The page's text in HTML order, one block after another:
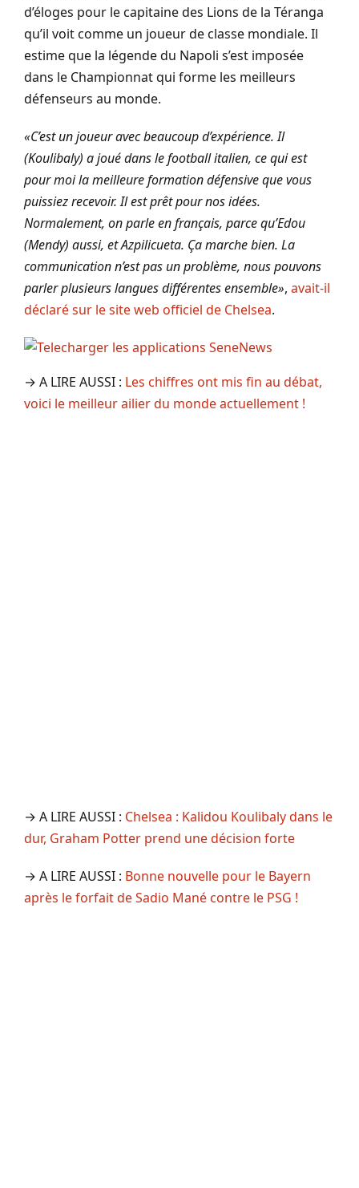
d’éloges pour le capitaine des Lions de la Téranga
qu’il voit comme un joueur de classe mondiale. Il
estime que la légende du Napoli s’est imposée
dans le Championnat qui forme les meilleurs
défenseurs au monde.
«C’est un joueur avec beaucoup d’expérience. Il
(Koulibaly) a joué dans le football italien, ce qui est
pour moi la meilleure formation défensive que vous
puissiez recevoir. Il est prêt pour nos idées.
Normalement, on parle en français, parce qu’Edou
(Mendy) aussi, et Azpilicueta. Ça marche bien. La
communication n’est pas un problème, nous pouvons
parler plusieurs langues différentes ensemble», avait-il
déclaré sur le site web officiel de Chelsea.
→ A LIRE AUSSI : Les chiffres ont mis fin au débat,
voici le meilleur ailier du monde actuellement !
→ A LIRE AUSSI : Chelsea : Kalidou Koulibaly dans le
dur, Graham Potter prend une décision forte
→ A LIRE AUSSI : Bonne nouvelle pour le Bayern
après le forfait de Sadio Mané contre le PSG !